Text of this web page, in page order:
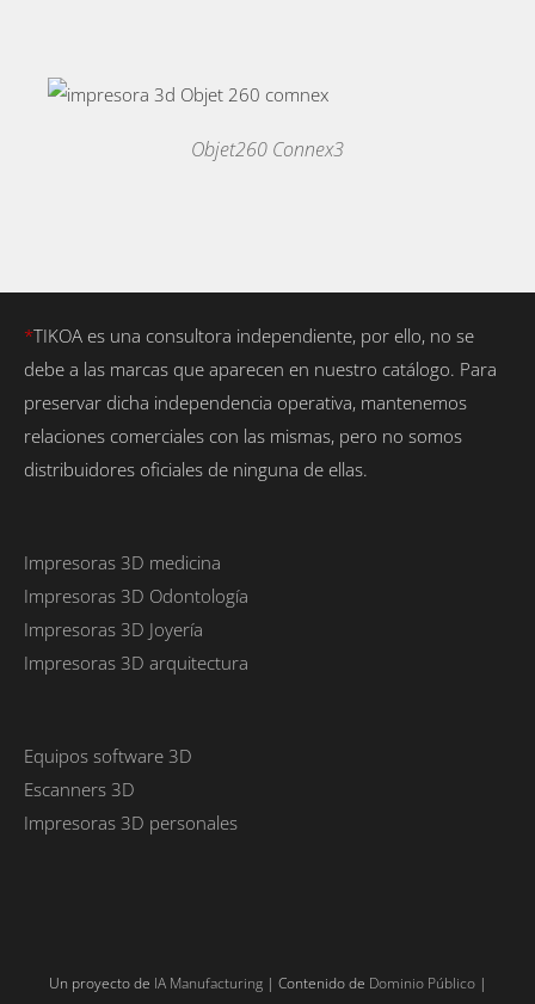
Objet260 Connex3
*TIKOA es una consultora independiente, por ello, no se
debe a las marcas que aparecen en nuestro catálogo. Para
preservar dicha independencia operativa, mantenemos
relaciones comerciales con las mismas, pero no somos
distribuidores oficiales de ninguna de ellas.
Impresoras 3D medicina
Impresoras 3D Odontología
Impresoras 3D Joyería
Impresoras 3D arquitectura
Equipos software 3D
Escanners 3D
Impresoras 3D personales
Un proyecto de IA Manufacturing| Contenido de Dominio Público|